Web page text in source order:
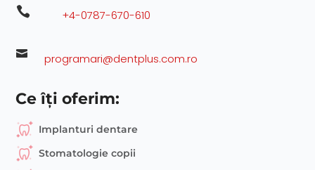
 +4-0787-670-610
 programari@dentplus.com.ro
Ce îți oferim:
Implanturi dentare
Stomatologie copii